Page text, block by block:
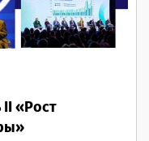
«Рост